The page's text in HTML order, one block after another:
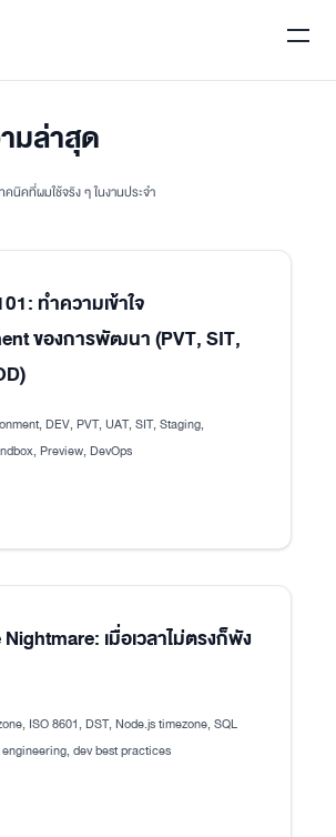
มล่าสุด
คนิคที่ผมใช้จริง ๆ ในงานประจำ
ทำความเข้าใจ
ของการพัฒนา (PVT, SIT,
DEV, PVT, UAT, SIT, Staging,
Preview, DevOps
เมื่อเวลาไม่ตรงก็พัง
ISO 8601, DST, Node.js timezone, SQL
dev best practices